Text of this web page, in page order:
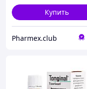
Купить
Pharmex.club